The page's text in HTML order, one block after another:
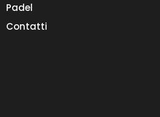
Padel
Contatti